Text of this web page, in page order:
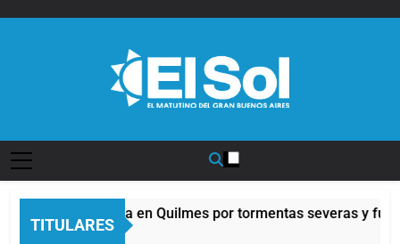
TITULARES
Alerta naranja en Quilmes por tormentas severas y
41 Minutos Atrás